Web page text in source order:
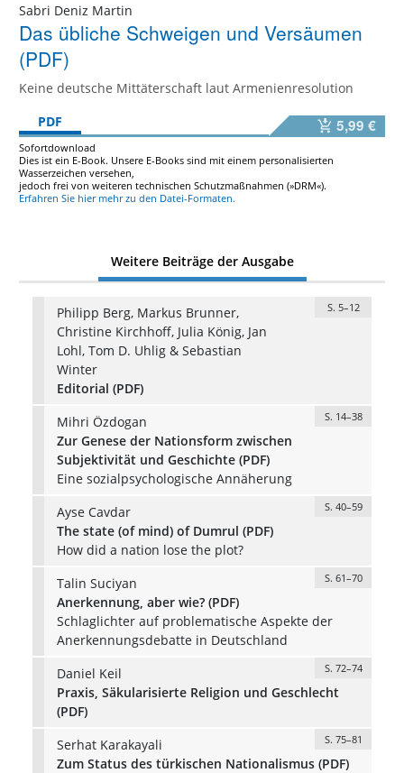
Sabri Deniz Martin
Das übliche Schweigen und Versäumen
(PDF)
Keine deutsche Mittäterschaft laut Armenienresolution
PDF
5,99 €
Sofortdownload
Dies ist ein E-Book. Unsere E-Books sind mit einem personalisierten
Wasserzeichen versehen,
jedoch frei von weiteren technischen Schutzmaßnahmen (»DRM«).
Erfahren Sie hier mehr zu den Datei-Formaten.
Weitere Beiträge der Ausgabe
Philipp Berg, Markus Brunner,
Christine Kirchhoff, Julia König, Jan
Lohl, Tom D. Uhlig & Sebastian
Winter
S. 5–12
Editorial (PDF)
Mihri Özdogan
S. 14–38
Zur Genese der Nationsform zwischen
Subjektivität und Geschichte (PDF)
Eine sozialpsychologische Annäherung
Ayse Cavdar
S. 40–59
The state (of mind) of Dumrul (PDF)
How did a nation lose the plot?
Talin Suciyan
S. 61–70
Anerkennung, aber wie? (PDF)
Schlaglichter auf problematische Aspekte der
Anerkennungsdebatte in Deutschland
Daniel Keil
S. 72–74
Praxis, Säkularisierte Religion und Geschlecht
(PDF)
Serhat Karakayali
S. 75–81
Zum Status des türkischen Nationalismus (PDF)